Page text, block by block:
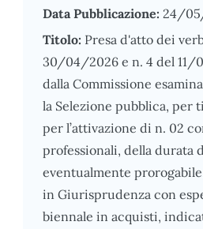
Data Pubblicazione: 24/
Titolo: Presa d'atto dei
30/04/2026 e n. 4 del 11/
dalla Commissione
la Selezione pubblica, per
per l’attivazione di n. 02
professionali, della durata
eventualmente
in Giurisprudenza con
biennale in acquisti,